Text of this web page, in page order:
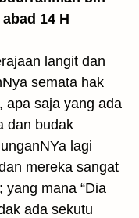
14 H
langit dan
semata hak
apa saja yang ada
dan budak
lagi
mereka sangat
yang mana “Dia
ada sekutu